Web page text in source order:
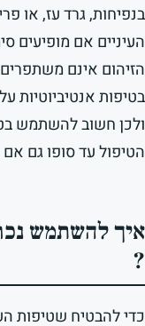
בנפיחות, גרד עז, או
העיניים אם מופיעים
הזיהום אינם
בטיפות אנטיביוטיות
ולכן חשוב להשתמש
הטיפול עד סופו גם
איך להשתמש
?
כדי להבטיח שטיפות